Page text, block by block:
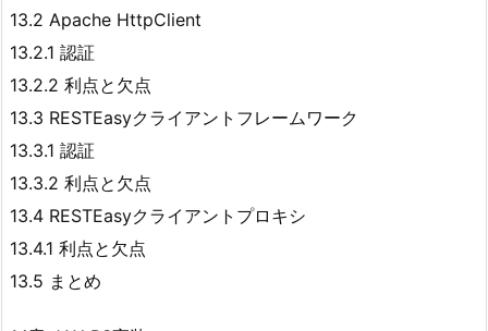
13.2 Apache HttpClient
13.2.1 認証
13.2.2 利点と欠点
13.3 RESTEasyクライアントフレームワーク
13.3.1 認証
13.3.2 利点と欠点
13.4 RESTEasyクライアントプロキシ
13.4.1 利点と欠点
13.5 まとめ